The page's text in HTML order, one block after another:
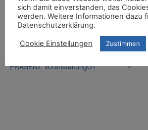
Zeit:
10:00 - 17:00
Veranstaltungskategorien
PRÄSENZ Veranstaltungen
0421
E-Mail
bremen.de
sich damit einverstanden, das
werden. Weitere Informationen dazu
Datenschutzerklärung.
Cookie Einstellungen Zustimmen